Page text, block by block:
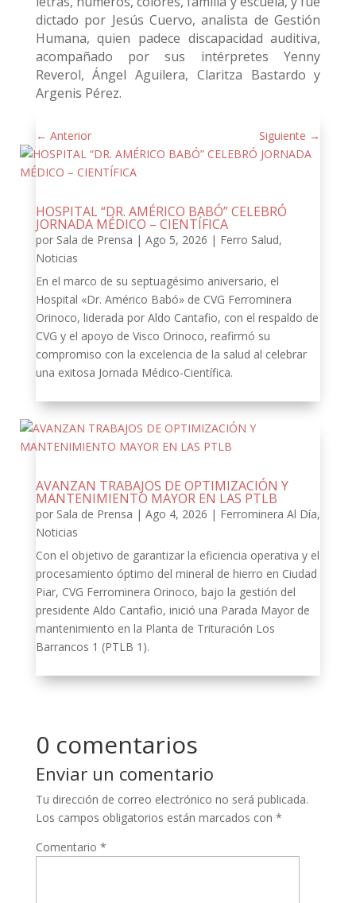
dictado por Jesús Cuervo, analista de Gestión
Humana, quien padece discapacidad auditiva,
acompañado por sus intérpretes Yenny
Reverol, Ángel Aguilera, Claritza Bastardo y
Argenis Pérez.
← Anterior Siguiente →
HOSPITAL “DR. AMÉRICO BABÓ” CELEBRÓ
JORNADA MÉDICO – CIENTÍFICA
por Sala de Prensa | Ago 5, 2026 | Ferro Salud,
Noticias
En el marco de su septuagésimo aniversario, el
Hospital «Dr. Américo Babó» de CVG Ferrominera
Orinoco, liderada por Aldo Cantafio, con el respaldo de
CVG y el apoyo de Visco Orinoco, reafirmó su
compromiso con la excelencia de la salud al celebrar
una exitosa Jornada Médico-Científica.
AVANZAN TRABAJOS DE OPTIMIZACIÓN Y
MANTENIMIENTO MAYOR EN LAS PTLB
por Sala de Prensa | Ago 4, 2026 | Ferrominera Al Día,
Noticias
Con el objetivo de garantizar la eficiencia operativa y el
procesamiento óptimo del mineral de hierro en Ciudad
Piar, CVG Ferrominera Orinoco, bajo la gestión del
presidente Aldo Cantafio, inició una Parada Mayor de
mantenimiento en la Planta de Trituración Los
Barrancos 1 (PTLB 1).
0 comentarios
Enviar un comentario
Tu dirección de correo electrónico no será publicada.
Los campos obligatorios están marcados con *
Comentario *